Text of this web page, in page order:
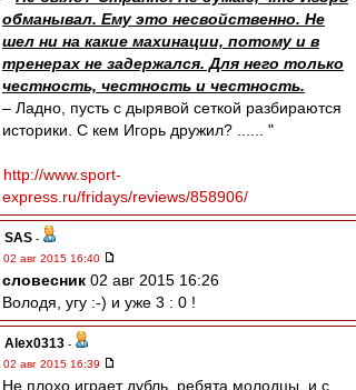
обманывал. Ему это несвойственно. Не
шел ни на какие махинации, потому и в
тренерах не задержался. Для него только
честность, честность и честность.
– Ладно, пусть с дырявой сеткой разбираются
историки. С кем Игорь дружил? ...... "
http://www.sport-
express.ru/fridays/reviews/858906/
SAS -
02 авг 2015 16:40
словесник 02 авг 2015 16:26
Володя, угу :-) и уже 3 : 0 !
Alex0313 -
02 авг 2015 16:39
Не плохо играет дубль, ребята молодцы, и с